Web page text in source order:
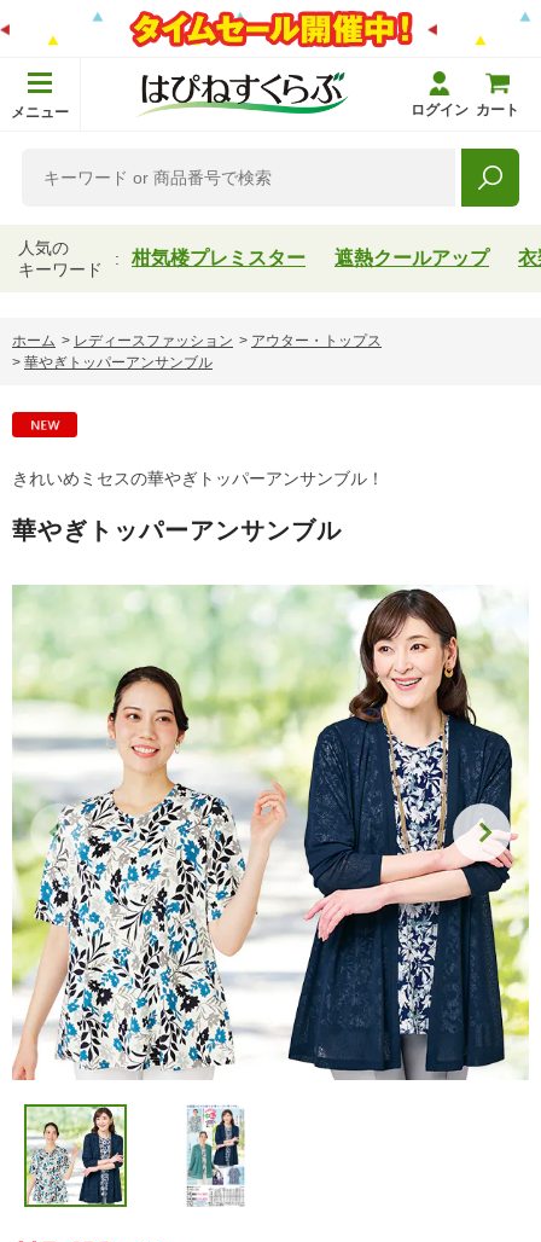
メニュー ログイン カート
人気の
キーワード
柑気楼プレミスター 遮熱クールアップ 衣
ホーム > レディースファッション > アウター・トップス
> 華やぎトッパーアンサンブル
きれいめミセスの華やぎトッパーアンサンブル！
華やぎトッパーアンサンブル